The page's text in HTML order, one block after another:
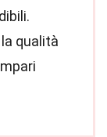
qualità